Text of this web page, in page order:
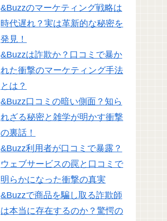
&Buzzのマーケティング戦略は
時代遅れ？実は革新的な秘密を
発見！
&Buzzは詐欺か？口コミで暴か
れた衝撃のマーケティング手法
とは？
&Buzz口コミの暗い側面？知ら
れざる秘密と雑学が明かす衝撃
の裏話！
&Buzz利用者が口コミで暴露？
ウェブサービスの罠と口コミで
明らかになった衝撃の真実
&Buzzで商品を騙し取る詐欺師
は本当に存在するのか？驚愕の